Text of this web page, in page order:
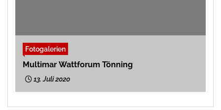
Fotogalerien
Multimar Wattforum Tönning
13. Juli 2020